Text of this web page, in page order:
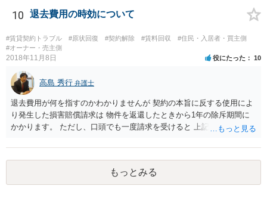
10 退去費用の時効について
#賃貸契約トラブル #原状回復 #契約解除 #賃料回収
#住民・入居者・買主側
#オーナー・売主側
2018年11月8日 役にたった 10
高島 秀行 弁護士
退去費用が何を指すのかわかりませんが 契約の本旨に反する使用によ
り発生した損害賠償請求は 物件を返還したときから1年の除斥期間に
かかります。 ただし、口頭でも一度請求を受けると 上記回答の時効の
もっとみる